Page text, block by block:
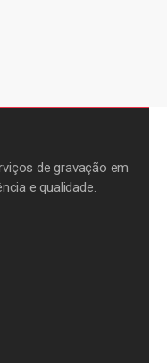
de gravação em
e qualidade.